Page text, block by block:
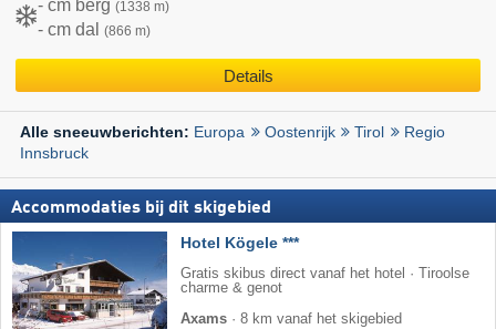
- cm berg (1338 m)
- cm dal (866 m)
Details
Alle sneeuwberichten: Europa Oostenrijk Tirol
Regio
Innsbruck
Accommodaties bij dit skigebied
Hotel Kögele ***
Gratis skibus direct vanaf het hotel · Tiroolse
charme & genot
Axams · 8 km vanaf het skigebied